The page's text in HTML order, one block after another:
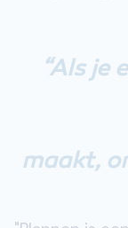
“Als je
maakt,